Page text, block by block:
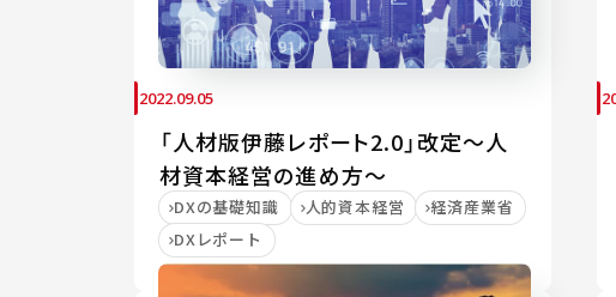
2022.09.05
「人材版伊藤レポート2.0」改定～人
材資本経営の進め方～
DXの基礎知識 人的資本経営
経済産業省
DXレポート